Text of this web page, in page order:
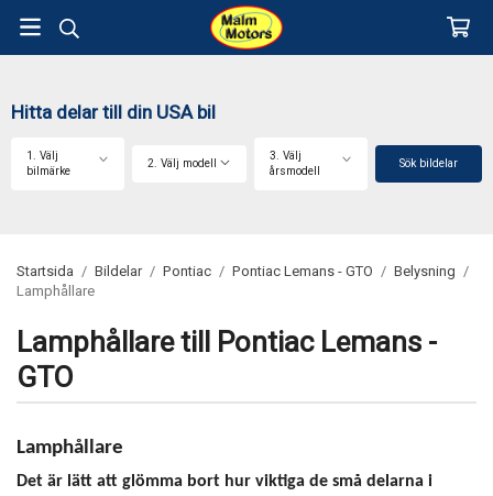
Hitta delar till din USA bil
1. Välj
bilmärke
2. Välj modell
3. Välj
årsmodell
Sök bildelar
Startsida / Bildelar / Pontiac / Pontiac Lemans - GTO / Belysning /
Lamphållare
Lamphållare till Pontiac Lemans -
GTO
Lamphållare
Det är lätt att glömma bort hur viktiga de små delarna i